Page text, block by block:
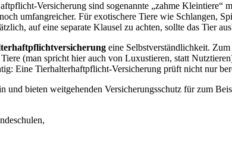
Versicherung sind sogenannte „zahme
umfangreicher. Für exotischere Tiere wie Schlangen,
auf eine separate Klausel zu achten, sollte das Tier
eine Selbstverständlichkeit.
(man spricht hier auch von Luxustieren, statt
Eine Tierhalterhaftpflicht-Versicherung prüft nicht nur
und bieten weitgehenden Versicherungsschutz für zum